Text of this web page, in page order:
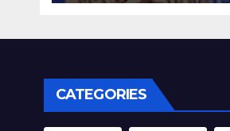
CATEGORIES